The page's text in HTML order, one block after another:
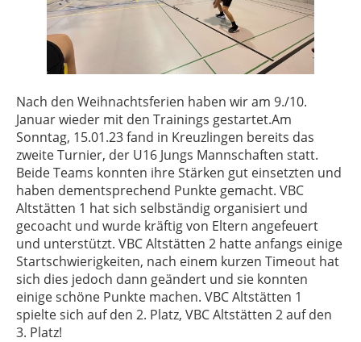
Nach den Weihnachtsferien haben wir am 9./10.
Januar wieder mit den Trainings gestartet.Am
Sonntag, 15.01.23 fand in Kreuzlingen bereits das
zweite Turnier, der U16 Jungs Mannschaften statt.
Beide Teams konnten ihre Stärken gut einsetzten und
haben dementsprechend Punkte gemacht. VBC
Altstätten 1 hat sich selbständig organisiert und
gecoacht und wurde kräftig von Eltern angefeuert
und unterstützt. VBC Altstätten 2 hatte anfangs einige
Startschwierigkeiten, nach einem kurzen Timeout hat
sich dies jedoch dann geändert und sie konnten
einige schöne Punkte machen. VBC Altstätten 1
spielte sich auf den 2. Platz, VBC Altstätten 2 auf den
3. Platz!